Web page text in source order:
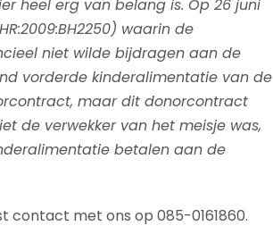
heel erg van belang is. Op 26 juni
waarin de
niet wilde bijdragen aan de
vorderde kinderalimentatie van de
maar dit donorcontract
de verwekker van het meisje was,
betalen aan de
met ons op 085-0161860.